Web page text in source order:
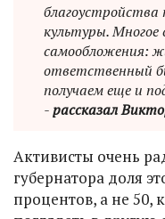
культуры. Многое
самообложения:
ответственный
получаем еще и
-рассказал
Активисты очень
губернатора доля
процентов, а не 50,